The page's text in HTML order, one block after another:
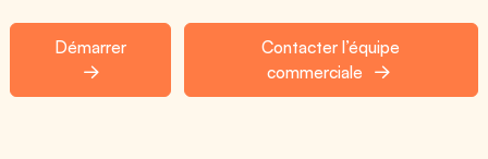
Démarrer
Contacter l’équipe
commerciale